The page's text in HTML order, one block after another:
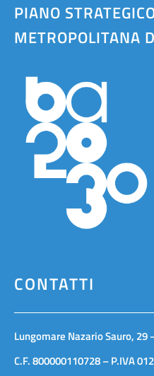
PIANO
METROPOLITANA
CONTATTI
Lungomare Nazario Sauro, 29
C.F. 800000110728 – P.IVA